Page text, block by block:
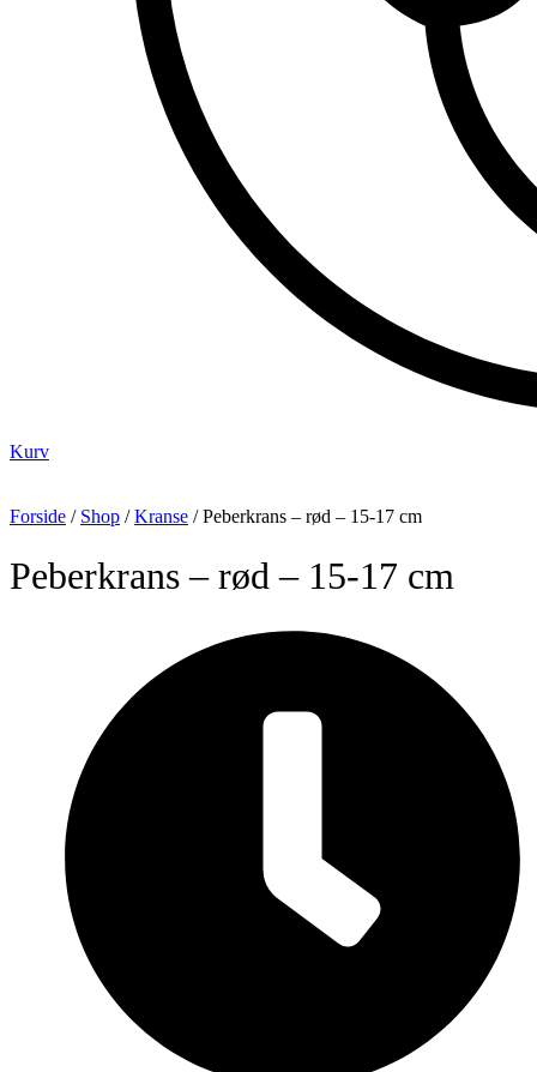
Kurv
Forside / Shop /Kranse / Peberkrans – rød – 15-17 cm
Peberkrans – rød – 15-17 cm